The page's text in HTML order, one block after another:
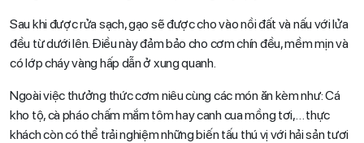
Sau khi được rửa sạch, gạo sẽ được cho vào nồi đất và nấu với lửa
đều từ dưới lên. Điều này đảm bảo cho cơm chín đều, mềm mịn và
có lớp cháy vàng hấp dẫn ở xung quanh.
Ngoài việc thưởng thức cơm niêu cùng các món ăn kèm như: Cá
kho tộ, cà pháo chấm mắm tôm hay canh cua mồng tơi,… thực
khách còn có thể trải nghiệm những biến tấu thú vị với hải sản tươi